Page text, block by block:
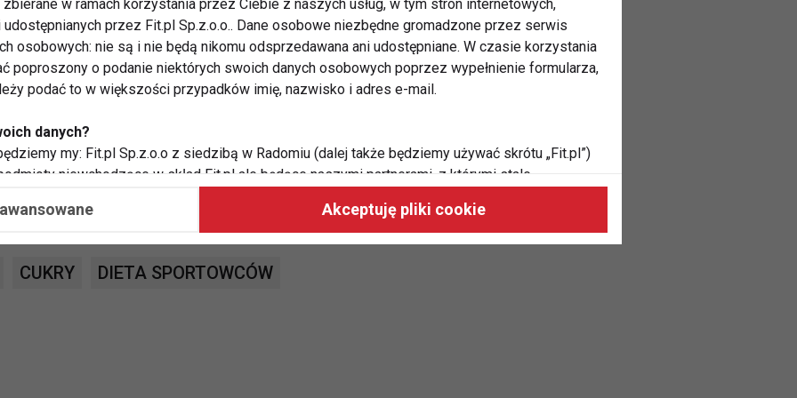
diety. Dostępność zdrowych zamienników
dla zdrowia, tj. stewia, erytrytol, czy tagatoza,
marketach, w internecie. Dzięki nim
smakiem, jednocześnie stosując wartościową dietę
CUKRY DIETA SPORTOWCÓW
w ramach korzystania przez Ciebie z naszych usług, w tym stron internetowych,
przez Fit.pl Sp.z.o.o.. Dane osobowe niezbędne gromadzone przez serwis
osobowych: nie są i nie będą nikomu odsprzedawana ani udostępniane. W czasie korzystania
poproszony o podanie niektórych swoich danych osobowych poprzez wypełnienie formularza,
podać to w większości przypadków imię, nazwisko i adres e-mail.
danych?
my: Fit.pl Sp.z.o.o z siedzibą w Radomiu (dalej także będziemy używać skrótu „Fit.pl”)
niewchodzące w skład Fit.pl ale będące naszymi partnerami, z którymi stale
Akceptuję pliki cookie